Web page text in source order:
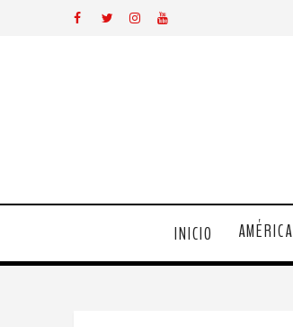
INICIO AMÉRICA